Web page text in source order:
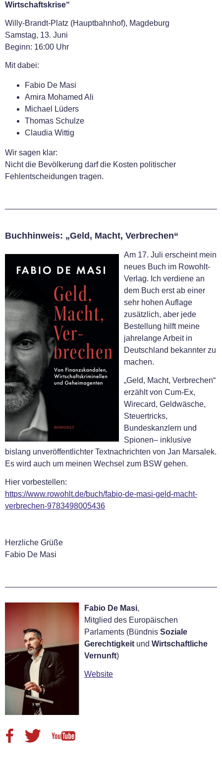
Wirtschaftskrise“
Willy-Brandt-Platz (Hauptbahnhof), Magdeburg
Samstag, 13. Juni
Beginn: 16:00 Uhr
Mit dabei:
Fabio De Masi
Amira Mohamed Ali
Michael Lüders
Thomas Schulze
Claudia Wittig
Wir sagen klar:
Nicht die Bevölkerung darf die Kosten politischer
Fehlentscheidungen tragen.
Buchhinweis: „Geld, Macht, Verbrechen“
Am 17. Juli erscheint mein
neues Buch im Rowohlt-
Verlag. Ich verdiene an
dem Buch erst ab einer
sehr hohen Auflage
zusätzlich, aber jede
Bestellung hilft meine
jahrelange Arbeit in
Deutschland bekannter zu
machen.
„Geld, Macht, Verbrechen“
erzählt von Cum-Ex,
Wirecard, Geldwäsche,
Steuertricks,
Bundeskanzlern und
Spionen– inklusive
bislang unveröffentlichter Textnachrichten von Jan Marsalek.
Es wird auch um meinen Wechsel zum BSW gehen.
Hier vorbestellen:
https://www.rowohlt.de/buch/fabio-de-masi-geld-macht-
verbrechen-9783498005436
Herzliche Grüße
Fabio De Masi
Fabio De Masi,
Mitglied des Europäischen
Parlaments (Bündnis Soziale
Gerechtigkeit und Wirtschaftliche
Vernunft)
Website